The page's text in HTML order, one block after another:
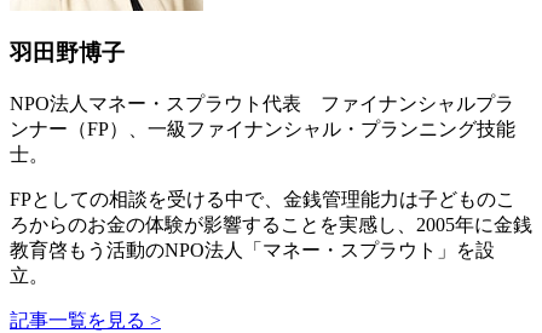
羽田野博子
NPO法人マネー・スプラウト代表 ファイナンシャルプラ
ンナー（FP）、一級ファイナンシャル・プランニング技能
士。
FPとしての相談を受ける中で、金銭管理能力は子どものこ
ろからのお金の体験が影響することを実感し、2005年に金銭
教育啓もう活動のNPO法人「マネー・スプラウト」を設
立。
記事一覧を見る >